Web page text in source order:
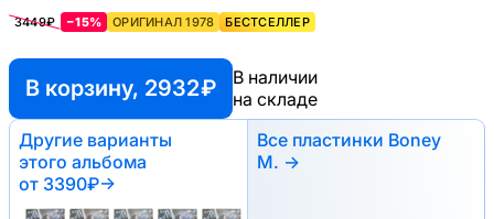
3449₽ −15% ОРИГИНАЛ 1978 БЕСТСЕЛЛЕР
В корзину, 2932 ₽
В наличии
на складе
Другие варианты
этого альбома
от 3390₽→
Все пластинки Boney
M. →